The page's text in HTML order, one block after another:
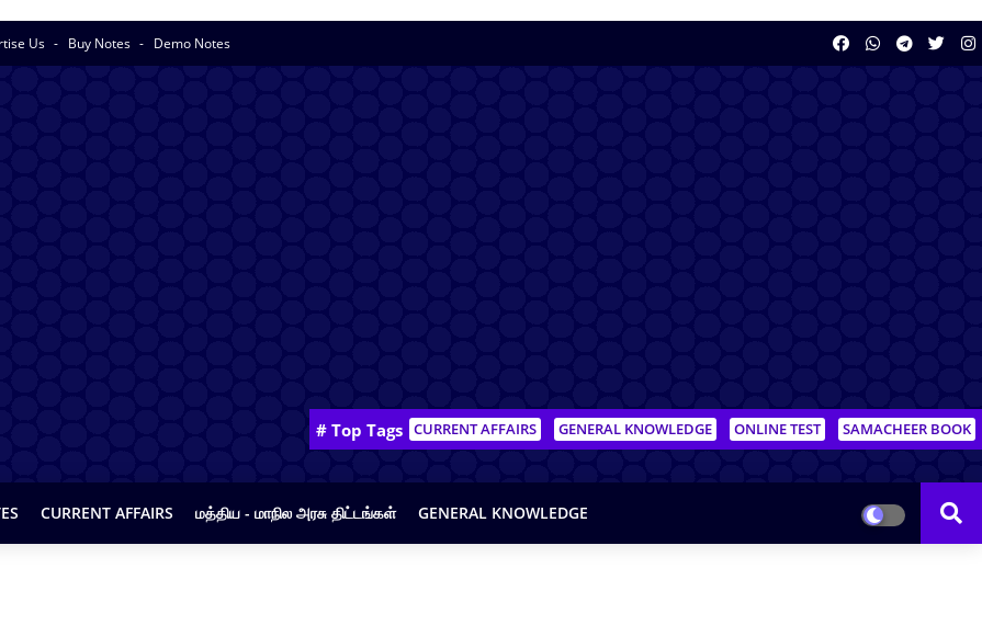
Us Buy Notes Demo Notes
# Top Tags CURRENT AFFAIRS GENERAL KNOWLEDGE ONLINE TEST SAMACHEER BOOK
CURRENT AFFAIRS மத்திய - மாநில அரசு திட்டங்கள் GENERAL KNOWLEDGE